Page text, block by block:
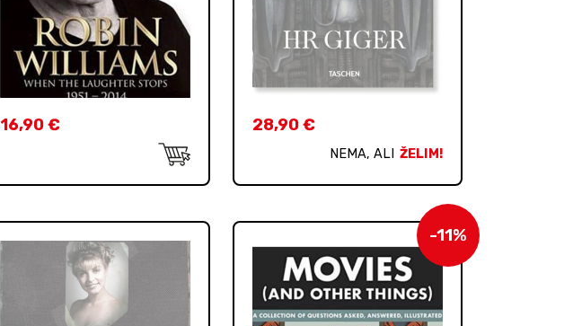
16,90€ 28,90€
NEMA, ALI ŽELIM!
-11%